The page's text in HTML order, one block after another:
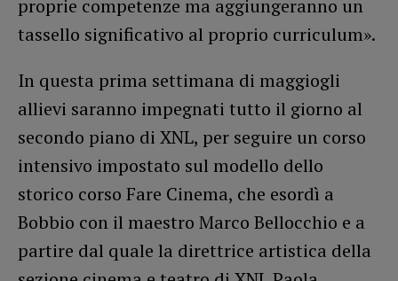
proprie competenze ma aggiungeranno un
tassello significativo al proprio curriculum».
In questa prima settimana di maggiogli
allievi saranno impegnati tutto il giorno al
secondo piano di XNL, per seguire un corso
intensivo impostato sul modello dello
storico corso Fare Cinema, che esordì a
Bobbio con il maestro Marco Bellocchio e a
partire dal quale la direttrice artistica della